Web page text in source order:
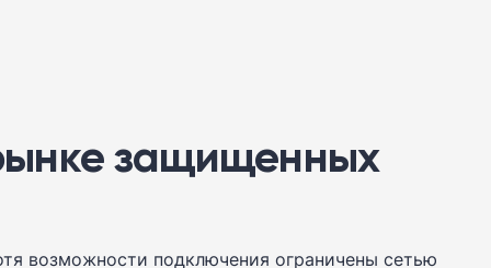
защищенных
возможности подключения ограничены сетью